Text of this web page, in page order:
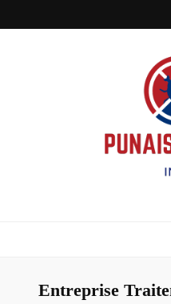
Entreprise